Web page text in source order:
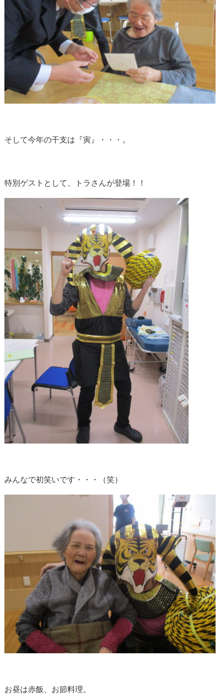
そして今年の干支は『寅』・・・。
特別ゲストとして、トラさんが登場！！
みんなで初笑いです・・・（笑）
お昼は赤飯、お節料理。